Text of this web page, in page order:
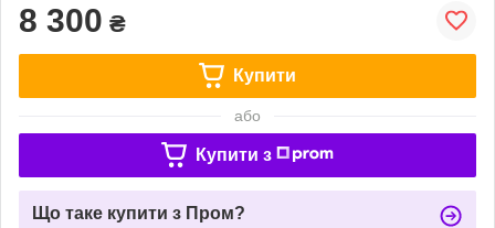
8 300 ₴
Купити
або
Купити з
Що таке купити з Пром?